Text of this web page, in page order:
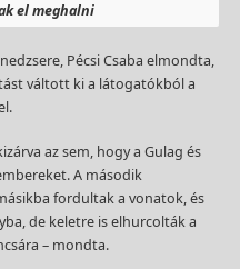
el meghalni
Pécsi Csaba elmondta,
váltott ki a látogatókból a
az sem, hogy a Gulag és
A második
fordultak a vonatok, és
de keletre is elhurcolták a
– mondta.